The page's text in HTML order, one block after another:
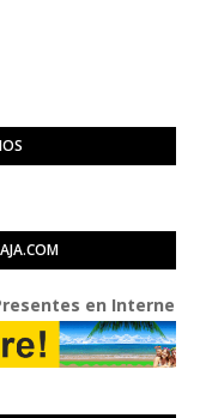
en Internet